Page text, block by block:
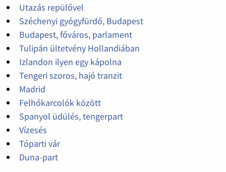
Utazás repülővel
Széchenyi gyógyfürdő, Budapest
Budapest, főváros, parlament
Tulipán ültetvény Hollandiában
Izlandon ilyen egy kápolna
Tengeri szoros, hajó tranzit
Madrid
Felhőkarcolók között
Spanyol üdülés, tengerpart
Vízesés
Tóparti vár
Duna-part